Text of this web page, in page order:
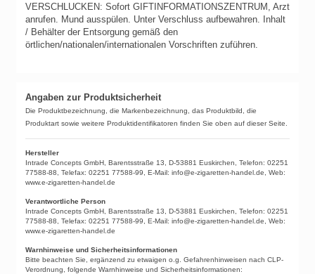
VERSCHLUCKEN: Sofort GIFTINFORMATIONSZENTRUM, Arzt
anrufen.
Mund ausspülen. Unter Verschluss aufbewahren.
Inhalt
/ Behälter der Entsorgung gemäß den
örtlichen/nationalen/internationalen Vorschriften zuführen.
Angaben zur Produktsicherheit
Die Produktbezeichnung, die Markenbezeichnung, das Produktbild, die
Produktart sowie weitere Produktidentifikatoren finden Sie oben auf dieser Seite.
Hersteller
Intrade Concepts GmbH, Barentsstraße 13, D-53881 Euskirchen, Telefon: 02251
77588-88, Telefax: 02251 77588-99, E-Mail: info@e-zigaretten-handel.de, Web:
www.e-zigaretten-handel.de
Verantwortliche Person
Intrade Concepts GmbH, Barentsstraße 13, D-53881 Euskirchen, Telefon: 02251
77588-88, Telefax: 02251 77588-99, E-Mail: info@e-zigaretten-handel.de, Web:
www.e-zigaretten-handel.de
Warnhinweise und Sicherheitsinformationen
Bitte beachten Sie, ergänzend zu etwaigen o.g. Gefahrenhinweisen nach CLP-
Verordnung, folgende Warnhinweise und Sicherheitsinformationen: